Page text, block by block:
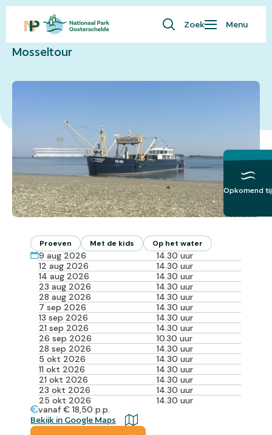
Zoek Menu
Bezoekersinfo
Eropuit
Natuur
Over ons
English
Meer over het
Getij
Waar ben je naar op zoek?
Naar overzicht
Mosseltour
Proeven Met de kids Op het water
9 aug 2026
14.30 uur
12 aug 2026
14.30 uur
14 aug 2026
14.30 uur
23 aug 2026
14.30 uur
28 aug 2026
14.30 uur
7 sep 2026
14.30 uur
13 sep 2026
14.30 uur
21 sep 2026
14.30 uur
26 sep 2026
10.30 uur
28 sep 2026
14.30 uur
5 okt 2026
14.30 uur
11 okt 2026
14.30 uur
21 okt 2026
14.30 uur
23 okt 2026
14.30 uur
25 okt 2026
14.30 uur
vanaf € 18,50 p.p.
Bekijk in Google Maps
Opkomend tij